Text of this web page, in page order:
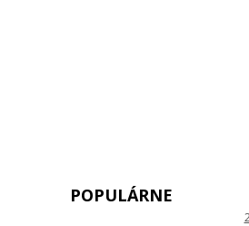
POPULÁRNE